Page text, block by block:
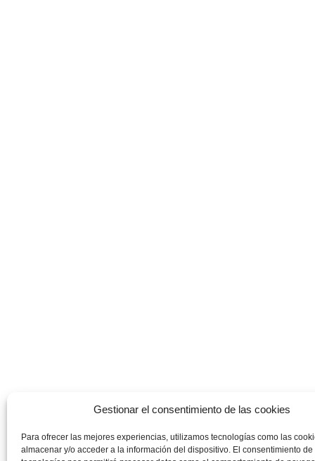
Gestionar el consentimiento de las cookies
Para ofrecer las mejores experiencias, utilizamos tecnologías como las
almacenar y/o acceder a la información del dispositivo. El consentimiento de